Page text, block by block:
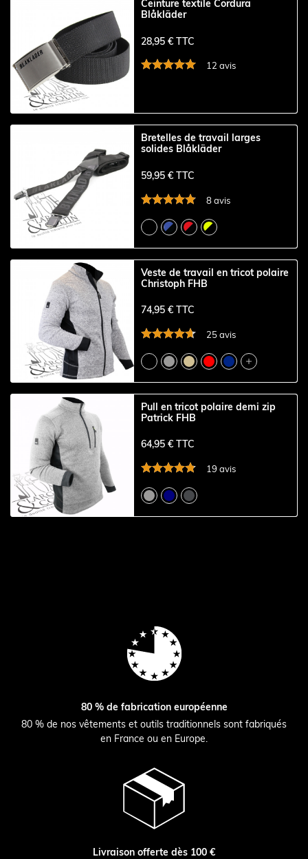
Ceinture textile Cordura
Blåkläder
28,95 € TTC
12 avis
Bretelles de travail larges
solides Blåkläder
59,95 € TTC
8 avis
Veste de travail en tricot polaire
Christoph FHB
74,95 € TTC
25 avis

Pull en tricot polaire demi zip
Patrick FHB
64,95 € TTC
19 avis
80 % de fabrication européenne
80 % de nos vêtements et outils traditionnels sont fabriqués
en France ou en Europe.
Livraison offerte dès 100 €